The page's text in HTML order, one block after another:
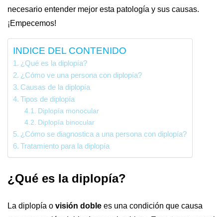
necesario entender mejor esta patología y sus causas.
¡Empecemos!
INDICE DEL CONTENIDO
¿Qué es la diplopía?
¿Cómo ve una persona con diplopía?
Causas de la diplopía
Tipos de diplopía
Diplopía monocular
Diplopía binocular
¿Cómo se diagnostica a una persona con diplopía?
Tratamiento para la diplopía
¿Qué es la diplopía?
La diplopía o visión doble es una condición que causa